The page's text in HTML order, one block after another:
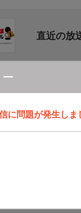
に問題が発生し
直近の放